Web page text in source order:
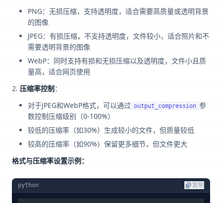
PNG：无损压缩，支持透明度，适合需要高质量或透明背景
的图像
JPEG：有损压缩，不支持透明度，文件较小，适合照片和不
需要透明背景的图像
WebP：同时支持有损和无损压缩以及透明度，文件小且质
量高，适合网页使用
压缩率控制：
对于JPEG和WebP格式，可以通过 output_compression 参
数控制压缩级别（0-100%）
较低的压缩率（如30%）生成较小的文件，但质量较低
较高的压缩率（如90%）保留更多细节，但文件更大
格式与压缩率设置示例：
python 复制